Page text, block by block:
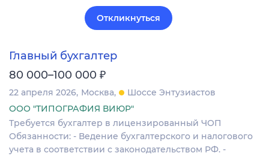
Откликнуться
Главный бухгалтер
80 000–100 000 ₽
22 апреля 2026 Москва
Шоссе Энтузиастов
ООО "ТИПОГРАФИЯ ВИЮР"
Требуется бухгалтер в лицензированный ЧОП
Обязанности: - Ведение бухгалтерского и налогового
учета в соответствии с законодательством РФ. -